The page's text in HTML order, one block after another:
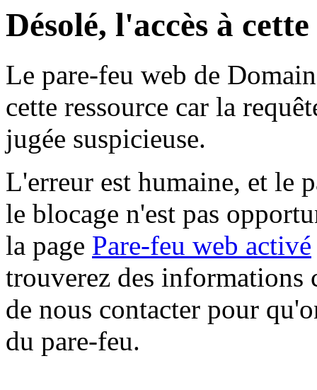
Désolé, l'accès à
Le pare-feu web de
cette ressource car la
jugée suspicieuse.
L'erreur est humaine, et le
le blocage n'est pas
la page Pare-feu web activé
trouverez des informations
de nous contacter pour
du pare-feu.